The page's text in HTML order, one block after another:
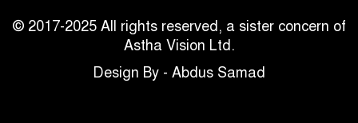
© 2017-2025 All rights reserved, a sister concern of
Astha Vision Ltd.
Design By - Abdus Samad